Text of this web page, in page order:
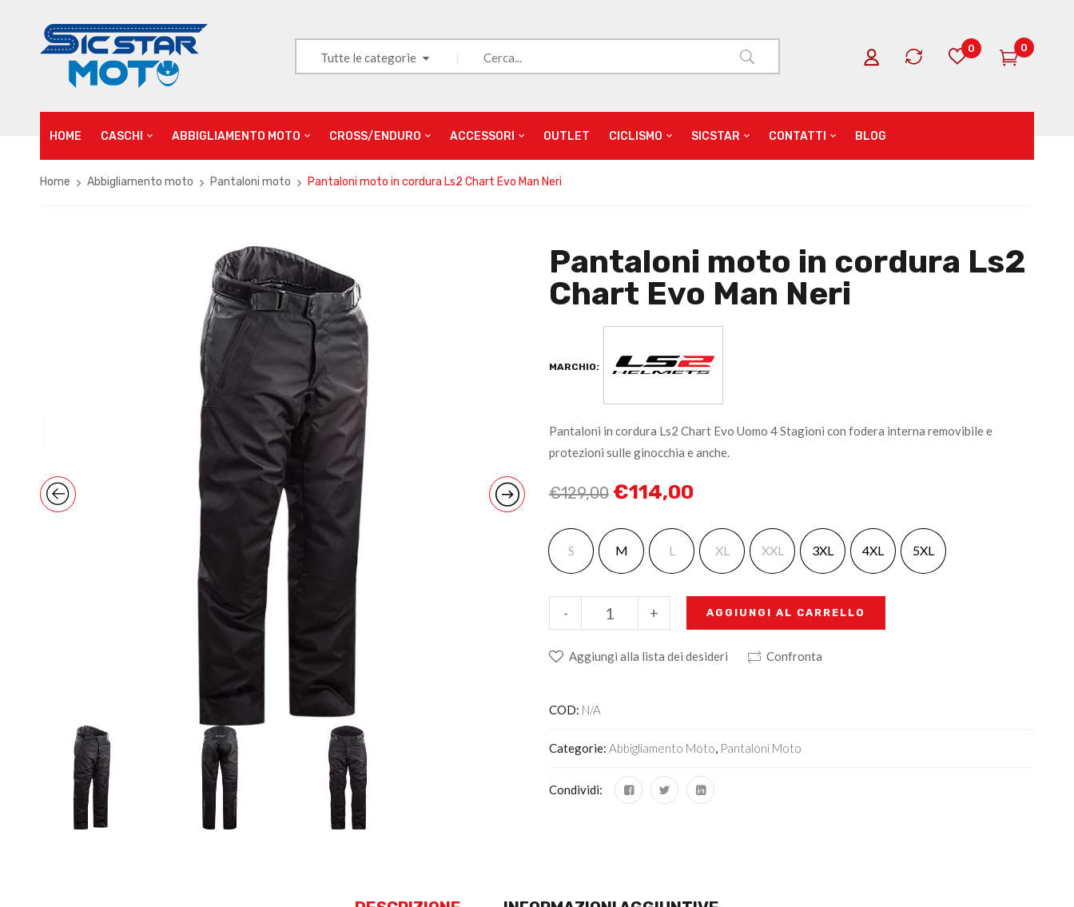
Tutte le categorie
0 0
HOME CASCHI ABBIGLIAMENTO MOTO CROSS/ENDURO ACCESSORI OUTLET CICLISMO SICSTAR CONTATTI BLOG
Home Abbigliamento moto Pantaloni moto Pantaloni moto in cordura Ls2 Chart Evo Man Neri
Pantaloni moto in cordura Ls2
Chart Evo Man Neri
MARCHIO:
Pantaloni in cordura Ls2 Chart Evo Uomo 4 Stagioni con fodera interna removibile e
protezioni sulle ginocchia e anche.
€129,00 €114,00
S M L XL XXL 3XL 4XL 5XL
+
- AGGIUNGI AL CARRELLO
Aggiungi alla lista dei desideri Confronta
COD: N/A
Categorie: Abbigliamento Moto Pantaloni Moto
Condividi: